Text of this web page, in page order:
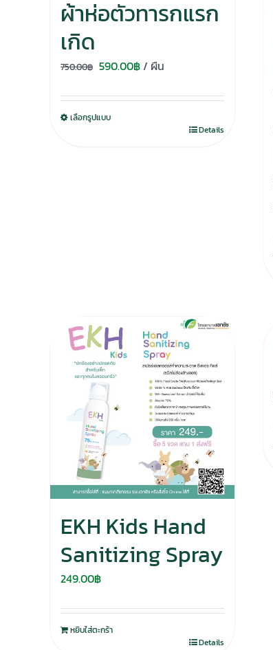
ผ้าห่อตัวทารกแรก
เกิด
750.00฿ Original
was:
750.00฿.
590.00฿Current
is:
/ ผืน
เลือกรูปแบบ
Details
EKH Kids Hand
Sanitizing Spray
249.00฿
หยิบใส่ตะกร้า
Details